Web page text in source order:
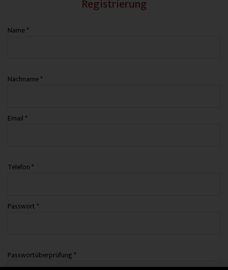
Registrierung
Name*
Nachname*
Email*
Telefon*
Passwort*
Passwortüberprüfung*